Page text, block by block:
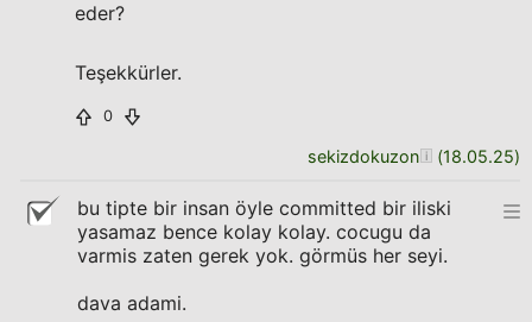
eder?
Teşekkürler.
0
sekizdokuzon (18.05.25)
bu tipte bir insan öyle committed bir iliski
yasamaz bence kolay kolay. cocugu da
varmis zaten gerek yok. görmüs her seyi.
dava adami.